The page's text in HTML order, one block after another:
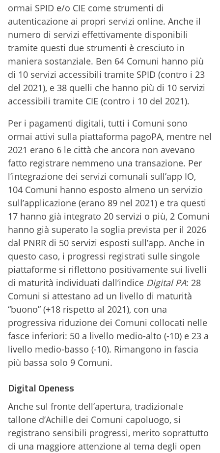
ormai SPID e/o CIE come strumenti di
autenticazione ai propri servizi online. Anche il
numero di servizi effettivamente disponibili
tramite questi due strumenti è cresciuto in
maniera sostanziale. Ben 64 Comuni hanno più
di 10 servizi accessibili tramite SPID (contro i 23
del 2021), e 38 quelli che hanno più di 10 servizi
accessibili tramite CIE (contro i 10 del 2021).
Per i pagamenti digitali, tutti i Comuni sono
ormai attivi sulla piattaforma pagoPA, mentre nel
2021 erano 6 le città che ancora non avevano
fatto registrare nemmeno una transazione. Per
l’integrazione dei servizi comunali sull’app IO,
104 Comuni hanno esposto almeno un servizio
sull’applicazione (erano 89 nel 2021) e tra questi
17 hanno già integrato 20 servizi o più, 2 Comuni
hanno già superato la soglia prevista per il 2026
dal PNRR di 50 servizi esposti sull’app. Anche in
questo caso, i progressi registrati sulle singole
piattaforme si riflettono positivamente sui livelli
di maturità individuati dall’indice Digital PA: 28
Comuni si attestano ad un livello di maturità
“buono” (+18 rispetto al 2021), con una
progressiva riduzione dei Comuni collocati nelle
fasce inferiori: 50 a livello medio-alto (-10) e 23 a
livello medio-basso (-10). Rimangono in fascia
più bassa solo 9 Comuni.
Digital Openess
Anche sul fronte dell’apertura, tradizionale
tallone d’Achille dei Comuni capoluogo, si
registrano sensibili progressi, merito soprattutto
di una maggiore attenzione al tema degli open